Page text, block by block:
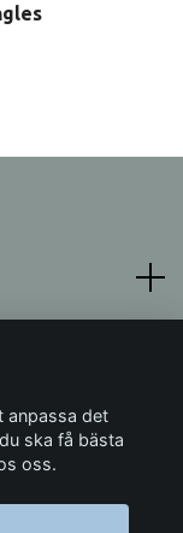
anpassa det
ska få bästa
oss.